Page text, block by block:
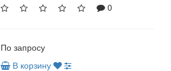
0
По запросу
В корзину